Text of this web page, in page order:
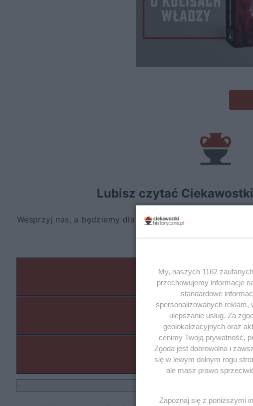
My, naszych 1162
przechowujemy informacje
standardowe
spersonalizowanych reklam,
ulepszanie usług. Za
geolokalizacyjnych oraz
cenimy Twoją prywatność,
Zgoda jest dobrowolna i
się w lewym dolnym rogu
ale masz prawo
Zapoznaj się z poniższymi